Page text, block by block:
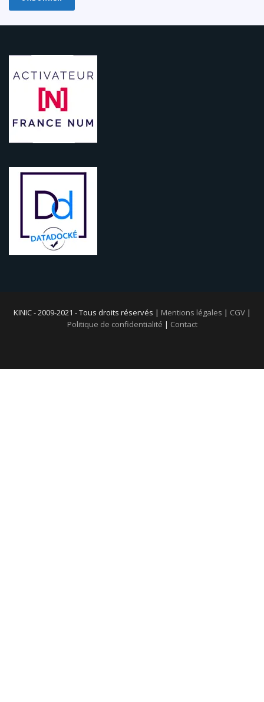
KINIC - 2009-2021 - Tous droits réservés | Mentions légales | CGV|
Politique de confidentialité | Contact